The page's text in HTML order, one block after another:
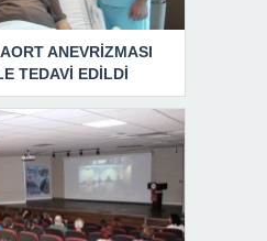
ANEVRİZMASI
TEDAVİ EDİLDİ